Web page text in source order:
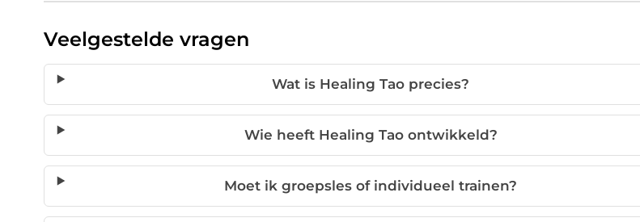
Veelgestelde vragen
Wat is Healing Tao precies?
Wie heeft Healing Tao ontwikkeld?
Moet ik groepsles of individueel trainen?